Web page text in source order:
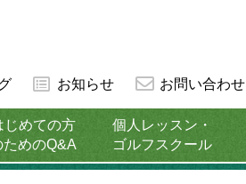
じめての方
ためのQ&A
個人レッスン・
ゴルフスクール
お知らせ お問い合わせ